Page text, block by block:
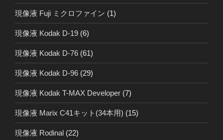
現像液 Fuji ミクロファイン (1)
現像液 Kodak D-19 (6)
現像液 Kodak D-76 (61)
現像液 Kodak D-96 (29)
現像液 Kodak T-MAX Developer (7)
現像液 Marix C41キット(34本用) (15)
現像液 Rodinal (22)